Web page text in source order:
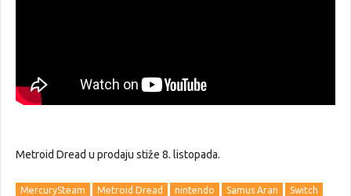
Metroid Dread u prodaju stiže 8. listopada.
MercurySteam Metroid Dread nintendo Samus Aran Switch